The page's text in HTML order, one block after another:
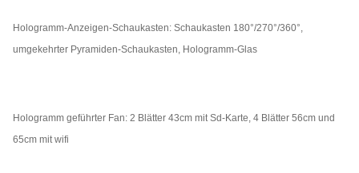
Hologramm-Anzeigen-Schaukasten: Schaukasten 180°/270°/360°,
umgekehrter Pyramiden-Schaukasten, Hologramm-Glas
Hologramm geführter Fan: 2 Blätter 43cm mit Sd-Karte, 4 Blätter 56cm und
65cm mit wifi